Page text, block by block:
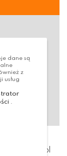
(RODO)
virtualmedia.pl
dane są
z
usług
.